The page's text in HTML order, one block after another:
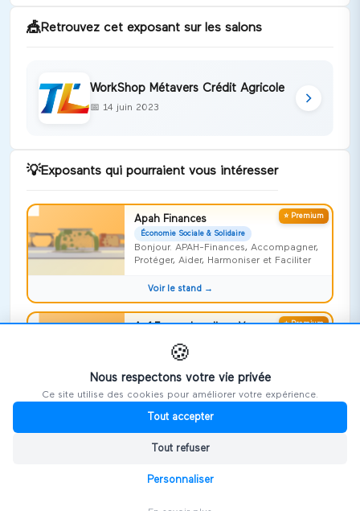
🎪Retrouvez cet exposant sur les salons
WorkShop Métavers Crédit Agricole
📅 14 juin 2023
💡Exposants qui pourraient vous intéresser
⭐ Premium
Apah Finances
Économie Sociale & Solidaire
Bonjour. APAH-Finances, Accompagner,
Protéger, Aider, Harmoniser et Faciliter
Voir le stand →
⭐ Premium
Apf France handicap Vosges
Risquer l'impossible !
Voir le stand →
Repideodat
On ne naît pas aidant, on le devient,
🍪
Nous respectons votre vie privée
Ce site utilise des cookies pour améliorer votre expérience.
Tout accepter
Tout refuser
Personnaliser